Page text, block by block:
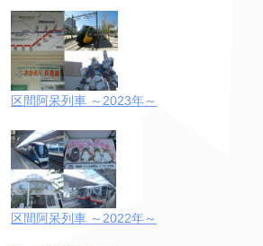
区間阿呆列車 ～2023年～
区間阿呆列車 ～2022年～